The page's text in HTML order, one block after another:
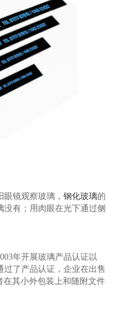
眼镜观察玻璃，钢化玻璃的
有；用肉眼在光下通过侧
年开展玻璃产品认证以
过了产品认证，企业在出售
在其小外包装上和随附文件